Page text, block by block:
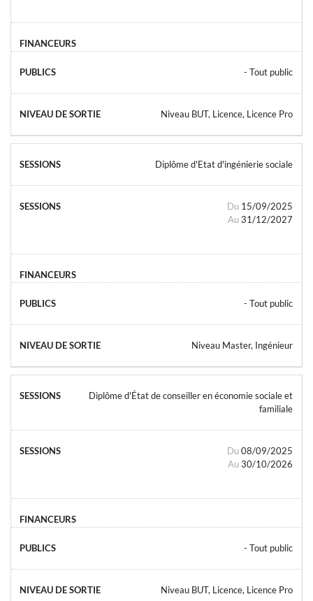
- Tout public
Niveau BUT, Licence, Licence Pro
Diplôme d'Etat d'ingénierie sociale
Du 15/09/2025
Au 31/12/2027
- Tout public
Niveau Master, Ingénieur
Diplôme d'État de conseiller en économie sociale et
familiale
Du 08/09/2025
Au 30/10/2026
- Tout public
Niveau BUT, Licence, Licence Pro